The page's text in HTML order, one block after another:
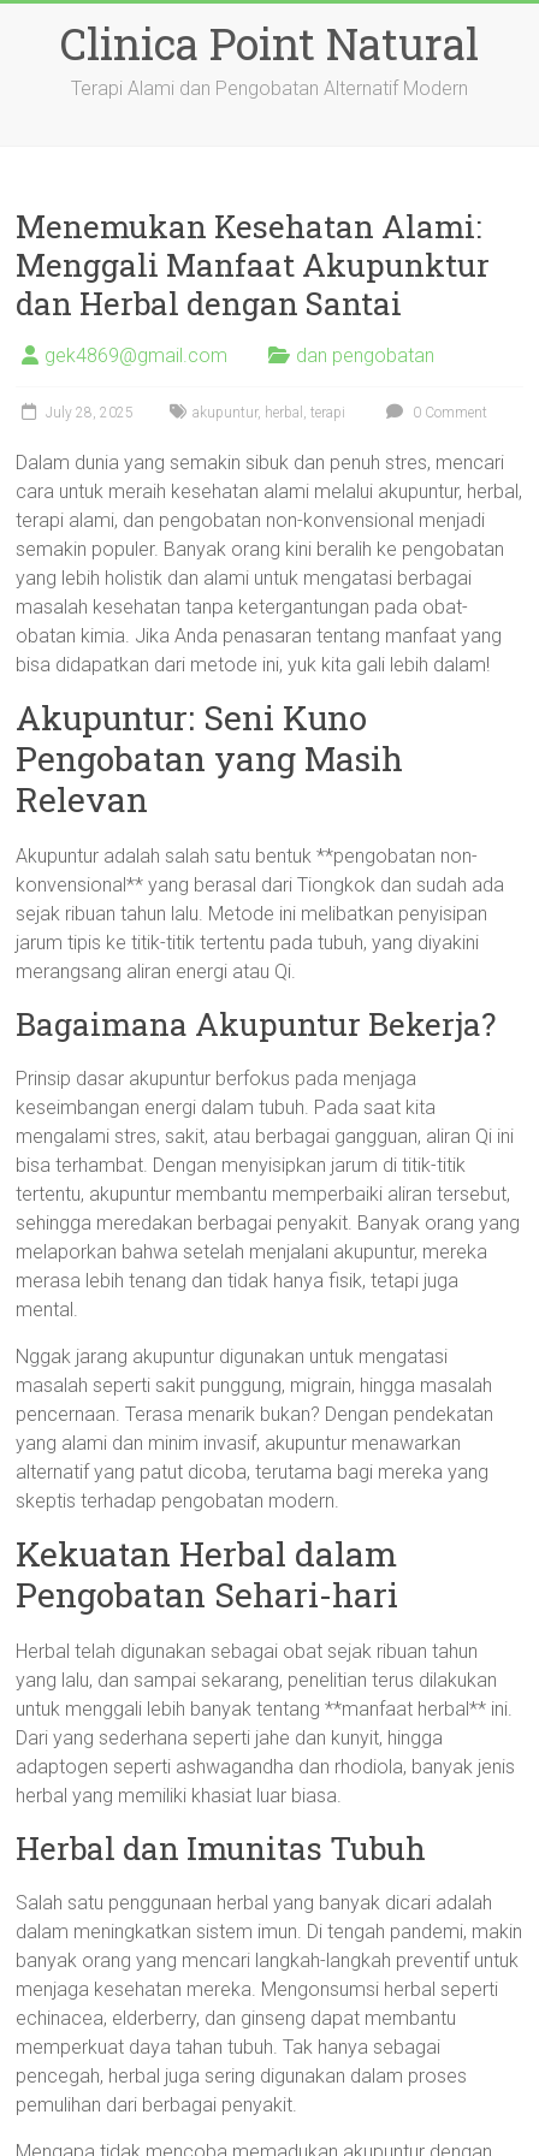
contentClinica Point Natural
Terapi Alami dan Pengobatan Alternatif Modern
Menemukan Kesehatan Alami:
Menggali Manfaat Akupunktur
dan Herbal dengan Santai
gek4869@gmail.com dan pengobatan
July 28, 2025 akupuntur, herbal ,terapi 0 Comment
Dalam dunia yang semakin sibuk dan penuh stres, mencari
cara untuk meraih kesehatan alami melalui akupuntur, herbal,
terapi alami, dan pengobatan non-konvensional menjadi
semakin populer. Banyak orang kini beralih ke pengobatan
yang lebih holistik dan alami untuk mengatasi berbagai
masalah kesehatan tanpa ketergantungan pada obat-
obatan kimia. Jika Anda penasaran tentang manfaat yang
bisa didapatkan dari metode ini, yuk kita gali lebih dalam!
Akupuntur: Seni Kuno
Pengobatan yang Masih
Relevan
Akupuntur adalah salah satu bentuk **pengobatan non-
konvensional** yang berasal dari Tiongkok dan sudah ada
sejak ribuan tahun lalu. Metode ini melibatkan penyisipan
jarum tipis ke titik-titik tertentu pada tubuh, yang diyakini
merangsang aliran energi atau Qi.
Bagaimana Akupuntur Bekerja?
Prinsip dasar akupuntur berfokus pada menjaga
keseimbangan energi dalam tubuh. Pada saat kita
mengalami stres, sakit, atau berbagai gangguan, aliran Qi ini
bisa terhambat. Dengan menyisipkan jarum di titik-titik
tertentu, akupuntur membantu memperbaiki aliran tersebut,
sehingga meredakan berbagai penyakit. Banyak orang yang
melaporkan bahwa setelah menjalani akupuntur, mereka
merasa lebih tenang dan tidak hanya fisik, tetapi juga
mental.
Nggak jarang akupuntur digunakan untuk mengatasi
masalah seperti sakit punggung, migrain, hingga masalah
pencernaan. Terasa menarik bukan? Dengan pendekatan
yang alami dan minim invasif, akupuntur menawarkan
alternatif yang patut dicoba, terutama bagi mereka yang
skeptis terhadap pengobatan modern.
Kekuatan Herbal dalam
Pengobatan Sehari-hari
Herbal telah digunakan sebagai obat sejak ribuan tahun
yang lalu, dan sampai sekarang, penelitian terus dilakukan
untuk menggali lebih banyak tentang **manfaat herbal** ini.
Dari yang sederhana seperti jahe dan kunyit, hingga
adaptogen seperti ashwagandha dan rhodiola, banyak jenis
herbal yang memiliki khasiat luar biasa.
Herbal dan Imunitas Tubuh
Salah satu penggunaan herbal yang banyak dicari adalah
dalam meningkatkan sistem imun. Di tengah pandemi, makin
banyak orang yang mencari langkah-langkah preventif untuk
menjaga kesehatan mereka. Mengonsumsi herbal seperti
echinacea, elderberry, dan ginseng dapat membantu
memperkuat daya tahan tubuh. Tak hanya sebagai
pencegah, herbal juga sering digunakan dalam proses
pemulihan dari berbagai penyakit.